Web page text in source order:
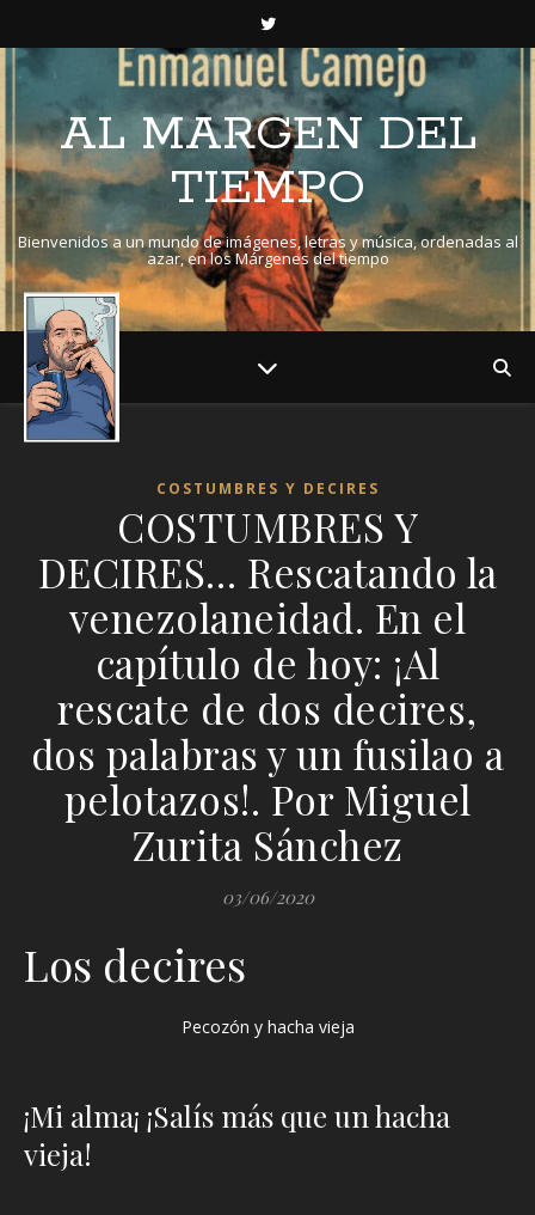
AL MARGEN DEL
TIEMPO
Bienvenidos a un mundo de imágenes, letras y música, ordenadas al
azar, en los Márgenes del tiempo
COSTUMBRES Y DECIRES
COSTUMBRES Y
DECIRES… Rescatando la
venezolaneidad. En el
capítulo de hoy: ¡Al
rescate de dos decires,
dos palabras y un fusilao a
pelotazos!. Por Miguel
Zurita Sánchez
03/06/2020
Los decires
Pecozón y hacha vieja
¡Mi alma¡ ¡Salís más que un hacha
vieja!